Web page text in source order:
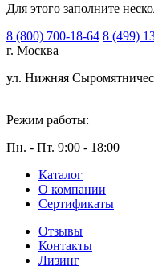
Для этого заполните
8 (800) 700-18-64 8 (499)
г. Москва
ул. Нижняя
Режим работы:
Пн. - Пт. 9:00 - 18:00
Каталог
О компании
Сертификаты
Отзывы
Контакты
Лизинг